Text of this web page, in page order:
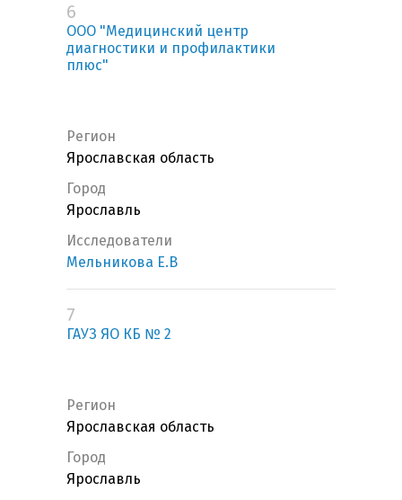
6
ООО "Медицинский центр
диагностики и профилактики
плюс"
Регион
Ярославская область
Город
Ярославль
Исследователи
Мельникова Е.В
7
ГАУЗ ЯО КБ № 2
Регион
Ярославская область
Город
Ярославль